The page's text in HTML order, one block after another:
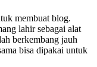
membuat blog.
lahir sebagai alat
berkembang jauh
bisa dipakai untuk